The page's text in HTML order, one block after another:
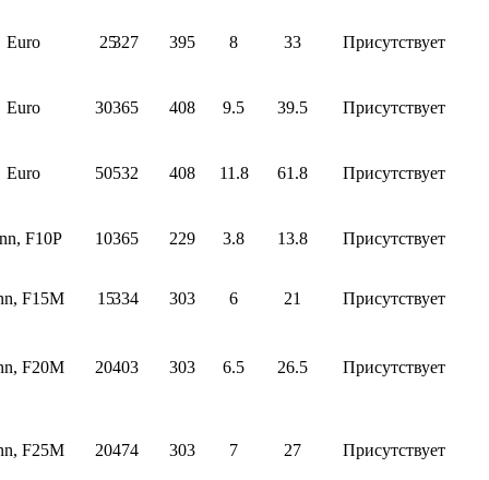
Euro 25327 395 8 33 Присутствует
Euro 30365 408 9.5 39.5 Присутствует
Euro 50532 408 11.8 61.8 Присутствует
F10P10365 229 3.8 13.8 Присутствует
F15M15334 303 6 21 Присутствует
F20M20403 303 6.5 26.5 Присутствует
F25M20474 303 7 27 Присутствует